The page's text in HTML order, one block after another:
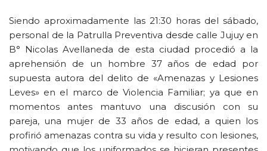
Siendo aproximadamente las 21:30 horas del sábado,
personal de la Patrulla Preventiva desde calle Jujuy en
B° Nicolas Avellaneda de esta ciudad procedió a la
aprehensión de un hombre 37 años de edad por
supuesta autora del delito de «Amenazas y Lesiones
Leves» en el marco de Violencia Familiar; ya que en
momentos antes mantuvo una discusión con su
pareja, una mujer de 33 años de edad, a quien los
profirió amenazas contra su vida y resulto con lesiones,